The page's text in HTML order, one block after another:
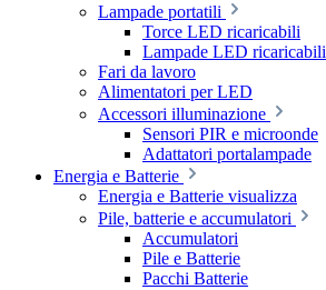
Lampade portatili
Torce LED ricaricabili
Lampade LED ricaricabili
Fari da lavoro
Alimentatori per LED
Accessori illuminazione
Sensori PIR e microonde
Adattatori portalampade
Energia e Batterie
Energia e Batterie visualizza
Pile, batterie e accumulatori
Accumulatori
Pile e Batterie
Pacchi Batterie